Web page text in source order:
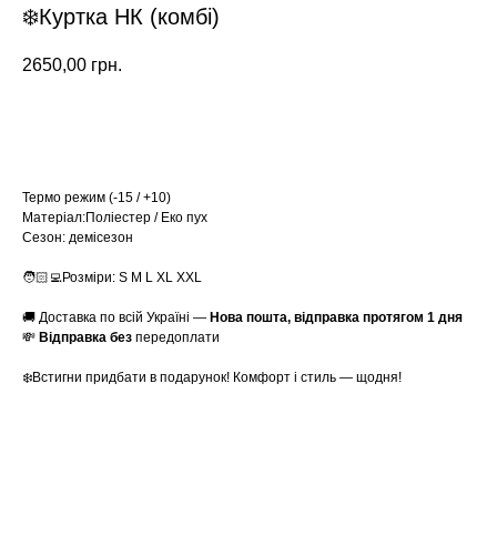
❄️Куртка НК (комбі)
2650,00 грн.
Термо режим (-15 / +10)
Матеріал:Поліестер / Еко пух
Сезон: демісезон
🧑🏻‍💻Розміри: S M L XL XXL
🚚 Доставка по всій Україні — Нова пошта, відправка протягом 1 дня
💸 Відправка без передоплати
❄️Встигни придбати в подарунок! Комфорт і стиль — щодня!